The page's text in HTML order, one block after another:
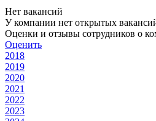
Нет вакансий
У компании нет открытых
Оценки и отзывы сотрудников о
Оценить
2018
2019
2020
2021
2022
2023